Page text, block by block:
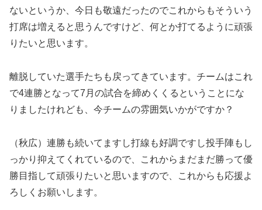
ないというか、今日も敬遠だったのでこれからもそういう
打席は増えると思うんですけど、何とか打てるように頑張
りたいと思います。
離脱していた選手たちも戻ってきています。チームはこれ
で4連勝となって7月の試合を締めくくるということにな
りましたけれども、今チームの雰囲気いかがですか？
（秋広）連勝も続いてますし打線も好調ですし投手陣もし
っかり抑えてくれているので、これからまだまだ勝って優
勝目指して頑張りたいと思いますので、これからも応援よ
ろしくお願いします。